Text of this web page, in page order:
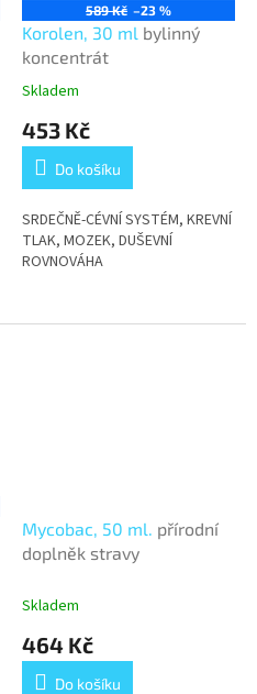
589 Kč –23 %
Korolen, 30 ml bylinný
koncentrát
Průměrné
produktu
3,1
5
hvězdiček.
Skladem
453 Kč
Do košíku
SRDEČNĚ-CÉVNÍ SYSTÉM, KREVNÍ
TLAK, MOZEK, DUŠEVNÍ
ROVNOVÁHA
Mycobac, 50 ml. přírodní
doplněk stravy
Skladem
464 Kč
Do košíku